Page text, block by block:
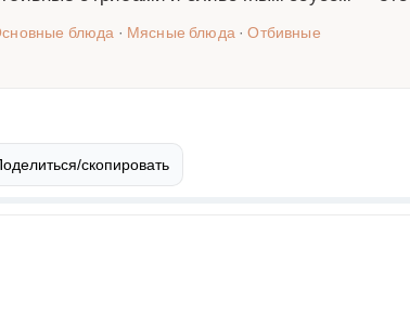
блюда · Мясные блюда·Отбивные
скопировать